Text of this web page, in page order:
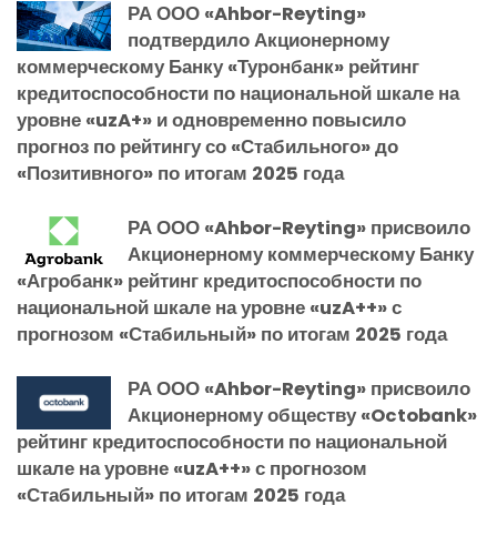
РА ООО «Ahbor-Reyting»
подтвердило Акционерному
коммерческому Банку «Туронбанк» рейтинг
кредитоспособности по национальной шкале на
уровне «uzA+» и одновременно повысило
прогноз по рейтингу со «Стабильного» до
«Позитивного» по итогам 2025 года
РА ООО «Ahbor-Reyting» присвоило
Акционерному коммерческому Банку
«Агробанк» рейтинг кредитоспособности по
национальной шкале на уровне «uzA++» с
прогнозом «Стабильный» по итогам 2025 года
РА ООО «Ahbor-Reyting» присвоило
Акционерному обществу «Octobank»
рейтинг кредитоспособности по национальной
шкале на уровне «uzA++» с прогнозом
«Стабильный» по итогам 2025 года